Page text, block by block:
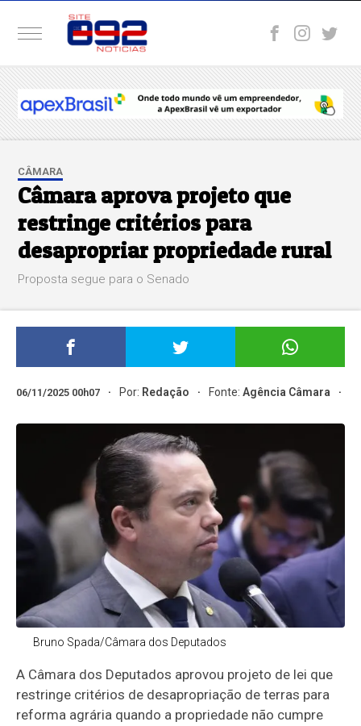
CÂMARA
Câmara aprova projeto que
restringe critérios para
desapropriar propriedade rural
Proposta segue para o Senado
06/11/2025 00h07 Por: Redação Fonte:Agência Câmara
Bruno Spada/Câmara dos Deputados
A Câmara dos Deputados aprovou projeto de lei que
restringe critérios de desapropriação de terras para
reforma agrária quando a propriedade não cumpre